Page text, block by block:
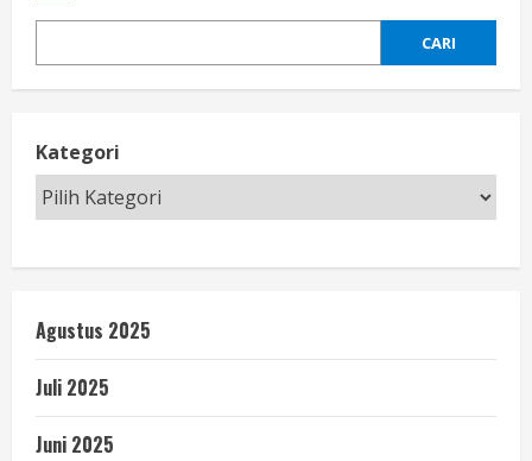
CARI
Kategori
Agustus 2025
Juli 2025
Juni 2025